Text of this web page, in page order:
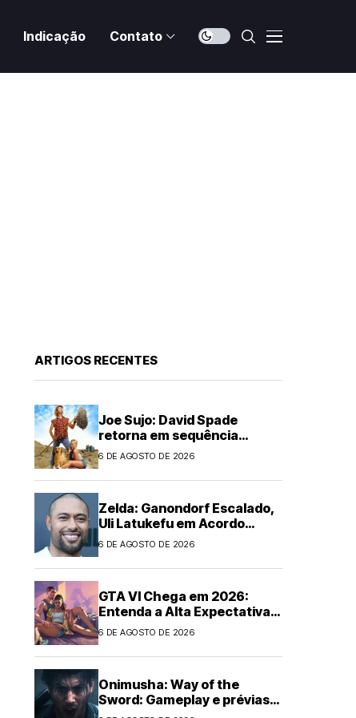
Indicação Contato
ARTIGOS RECENTES
Joe Sujo: David Spade
retorna em sequência
animada
6 DE AGOSTO DE 2026
Zelda: Ganondorf Escalado,
Uli Latukefu em Acordo
Multi-filmes
6 DE AGOSTO DE 2026
GTA VI Chega em 2026:
Entenda a Alta Expectativa
Global
6 DE AGOSTO DE 2026
Onimusha: Way of the
Sword: Gameplay e prévias
empolgam!